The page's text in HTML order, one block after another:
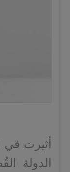
أثيرت في
الدولة